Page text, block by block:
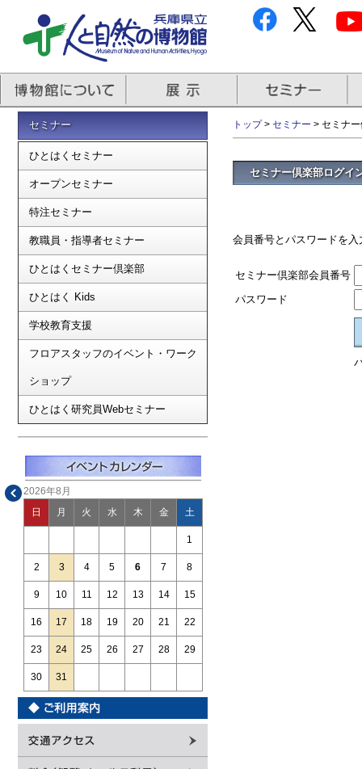
セミナー
ひとはくセミナー
オープンセミナー
特注セミナー
教職員・指導者セミナー
ひとはくセミナー倶楽部
ひとはく Kids
学校教育支援
フロアスタッフのイベント・ワーク
ショップ
ひとはく研究員Webセミナー
2026年8月
日 月 火 水 木 金 土
1
2 3 4 5 6 7 8
9 10 11 12 13 14 15
16 17 18 19 20 21 22
23 24 25 26 27 28 29
30 31
トップ> セミナー > セミナ
セミナー倶楽部ログイ
会員番号とパスワードを
セミナー倶楽部会員番号
パスワード